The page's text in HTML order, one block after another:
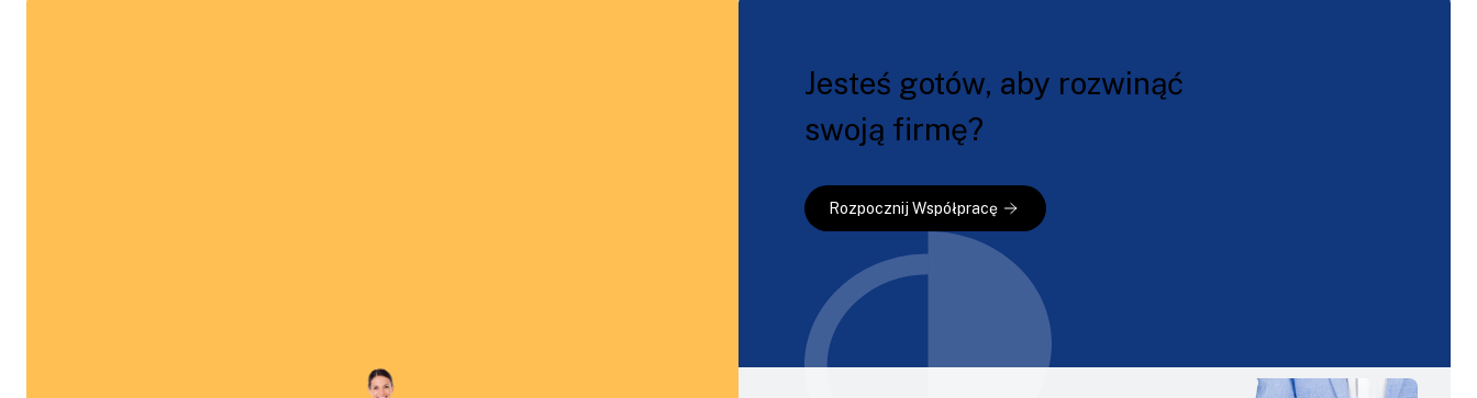
Jesteś gotów, aby rozwinąć
swoją firmę?
Rozpocznij Współpracę